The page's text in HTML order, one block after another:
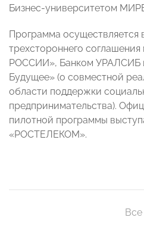
Бизнес-университетом
Программа осуществляется
трехстороннего
РОССИИ», Банком УРАЛСИБ
Будущее» (о совместной
области поддержки
предпринимательства).
пилотной программы
«РОСТЕЛЕКОМ».
Все